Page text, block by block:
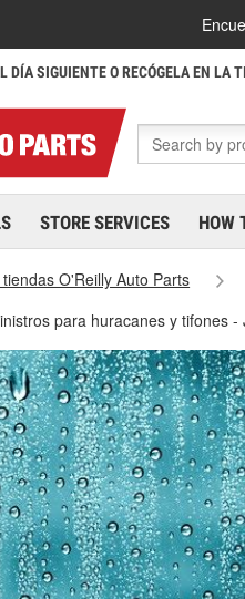
DÍA SIGUIENTE O RECÓGELA EN LA
STORE SERVICES HOW
O'Reilly Auto Parts
para huracanes y tifones -